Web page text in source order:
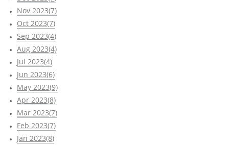
Nov 2023(7)
Oct 2023(7)
Sep 2023(4)
Aug 2023(4)
Jul 2023(4)
Jun 2023(6)
May 2023(9)
Apr 2023(8)
Mar 2023(7)
Feb 2023(7)
Jan 2023(8)